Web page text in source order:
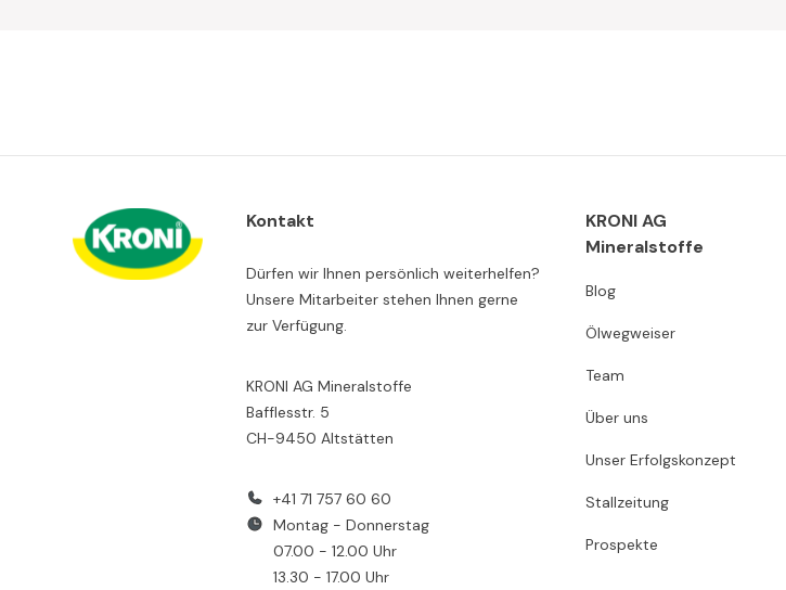
Kontakt
Dürfen wir Ihnen persönlich weiterhelfen?
Unsere Mitarbeiter stehen Ihnen gerne
zur Verfügung.
KRONI AG Mineralstoffe
Bafflesstr. 5
CH-9450 Altstätten
+41 71 757 60 60
Montag - Donnerstag
07.00 - 12.00 Uhr
13.30 - 17.00 Uhr
KRONI AG
Mineralstoffe
Blog
Ölwegweiser
Team
Über uns
Unser Erfolgskonzept
Stallzeitung
Prospekte